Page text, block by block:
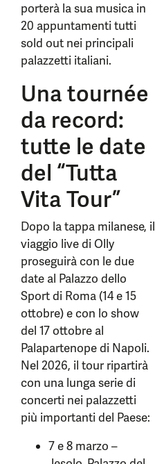
porterà la sua musica in
20 appuntamenti tutti
sold out nei principali
palazzetti italiani.
Una tournée
da record:
tutte le date
del “Tutta
Vita Tour”
Dopo la tappa milanese, il
viaggio live di Olly
proseguirà con le due
date al Palazzo dello
Sport di Roma (14 e 15
ottobre) e con lo show
del 17 ottobre al
Palapartenope di Napoli.
Nel 2026, il tour ripartirà
con una lunga serie di
concerti nei palazzetti
più importanti del Paese:
7 e 8 marzo –